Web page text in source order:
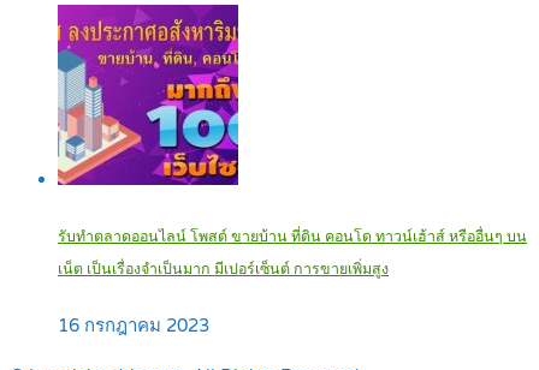
รับทำตลาดออนไลน์ โพสต์ ขายบ้าน ที่ดิน คอนโด ทาวน์เฮ้าส์ หรืออื่นๆ บน
เน็ต เป็นเรื่องจำเป็นมาก มีเปอร์เซ็นต์ การขายเพิ่มสูง
16 กรกฎาคม 2023